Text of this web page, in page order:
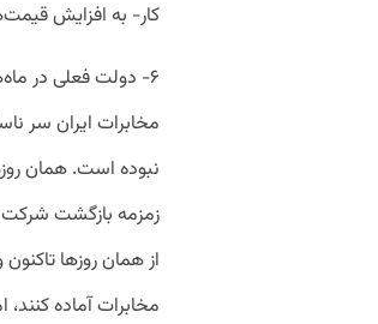
کار- به افزایش
۶- دولت فعلی در
مخابرات ایران سر
نبوده است. همان
زمزمه بازگشت شرکت
از همان روزها
مخابرات آماده